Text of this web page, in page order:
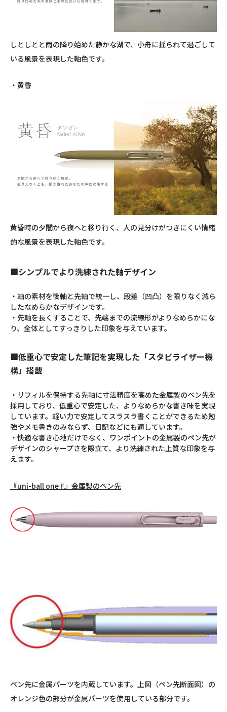
しとしとと雨の降り始めた静かな湖で、小舟に揺られて過ごして
いる風景を表現した軸色です。
・黄昏
黄昏時の夕闇から夜へと移り行く、人の見分けがつきにくい情緒
的な風景を表現した軸色です。
■シンプルでより洗練された軸デザイン
・軸の素材を後軸と先軸で統一し、段差（凹凸）を限りなく減ら
したなめらかなデザインです。
・先軸を長くすることで、先端までの流線形がよりなめらかにな
り、全体としてすっきりした印象を与えています。
■低重心で安定した筆記を実現した「スタビライザー機
構」搭載
・リフィルを保持する先軸に寸法精度を高めた金属製のペン先を
採用しており、低重心で安定した、よりなめらかな書き味を実現
しています。軽い力で安定してスラスラ書くことができるため勉
強やメモ書きのみならず、日記などにも適しています。
・快適な書き心地だけでなく、ワンポイントの金属製のペン先が
デザインのシャープさを際立て、より洗練された上質な印象を与
えます。
『uni-ball one F』金属製のペン先
ペン先に金属パーツを内蔵しています。上図（ペン先断面図）の
オレンジ色の部分が金属パーツを使用している部分です。